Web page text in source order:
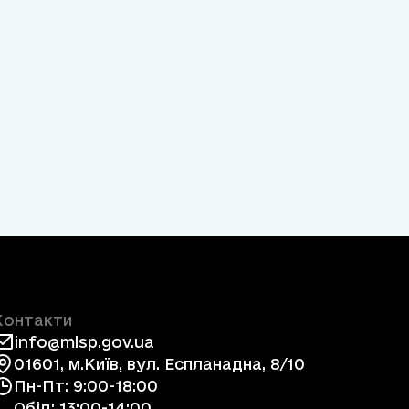
info@mlsp.gov.ua
01601, м.Київ, вул. Еспланадна, 8/10
Пн-Пт: 9:00-18:00